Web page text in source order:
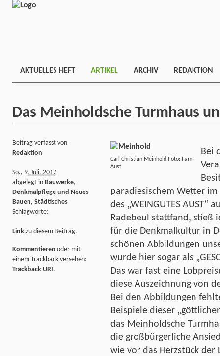
AKTUELLES HEFT ARTIKEL ARCHIV REDAKTION
Das Meinholdsche Turmhaus
Carl Christian Meinhold Foto: Fam.
Aust
Bei
paradiesischem Wetter
des „WEINGUTES AUST“
Radebeul stattfand, stieß
für die Denkmalkultur in
schönen Abbildungen
wurde hier sogar als
Das war fast eine
diese Auszeichnung von
Bei den Abbildungen
Beispiele dieser
das Meinholdsche
die großbürgerliche
wie vor das Herzstück der
Beitrag verfasst von
Redaktion
So., 9. Juli. 2017
abgelegt in Bauwerke,
Denkmalpflege und Neues
Bauen, Städtisches
Schlagworte:
Link zu diesem Beitrag.
Kommentieren oder mit
einem Trackback versehen:
Trackback URI.